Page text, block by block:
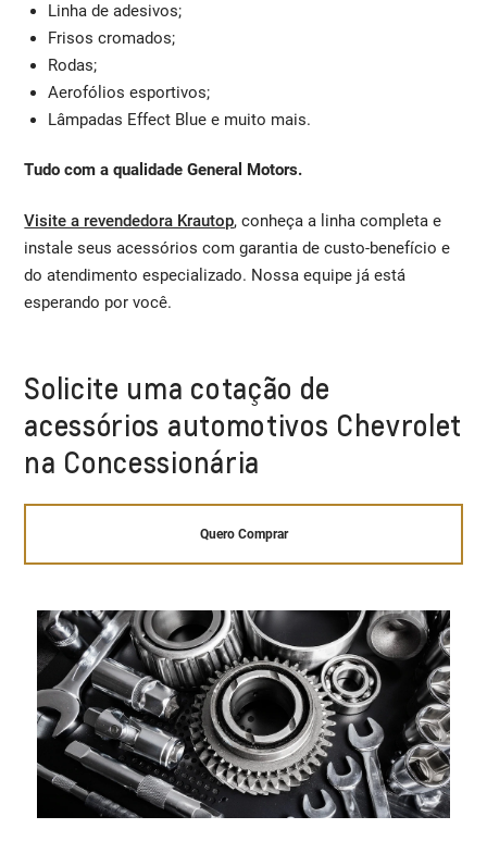
Linha de adesivos;
Frisos cromados;
Rodas;
Aerofólios esportivos;
Lâmpadas Effect Blue e muito mais.
Tudo com a qualidade General Motors.
Visite a revendedora Krautop, conheça a linha completa e
instale seus acessórios com garantia de custo-benefício e
do atendimento especializado. Nossa equipe já está
esperando por você.
Solicite uma cotação de
acessórios automotivos Chevrolet
na Concessionária
Quero Comprar